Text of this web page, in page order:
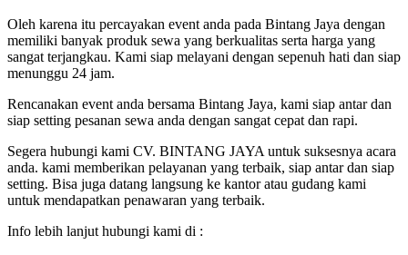
Oleh karena itu percayakan event anda pada Bintang Jaya dengan
memiliki banyak produk sewa yang berkualitas serta harga yang
sangat terjangkau. Kami siap melayani dengan sepenuh hati dan siap
menunggu 24 jam.
Rencanakan event anda bersama Bintang Jaya, kami siap antar dan
siap setting pesanan sewa anda dengan sangat cepat dan rapi.
Segera hubungi kami CV. BINTANG JAYA untuk suksesnya acara
anda. kami memberikan pelayanan yang terbaik, siap antar dan siap
setting. Bisa juga datang langsung ke kantor atau gudang kami
untuk mendapatkan penawaran yang terbaik.
Info lebih lanjut hubungi kami di :